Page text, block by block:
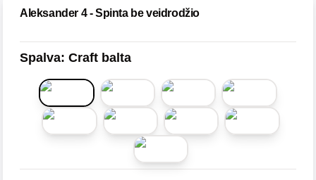
Aleksander 4 - Spinta be veidrodžio
Spalva: Craft balta